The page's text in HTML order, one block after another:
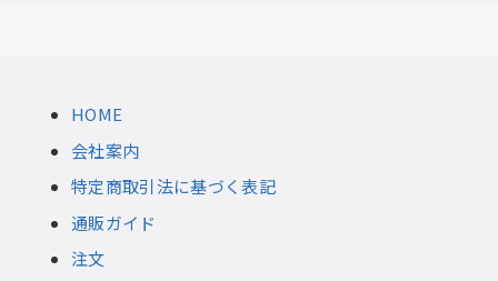
HOME
会社案内
特定商取引法に基づく表記
通販ガイド
注文